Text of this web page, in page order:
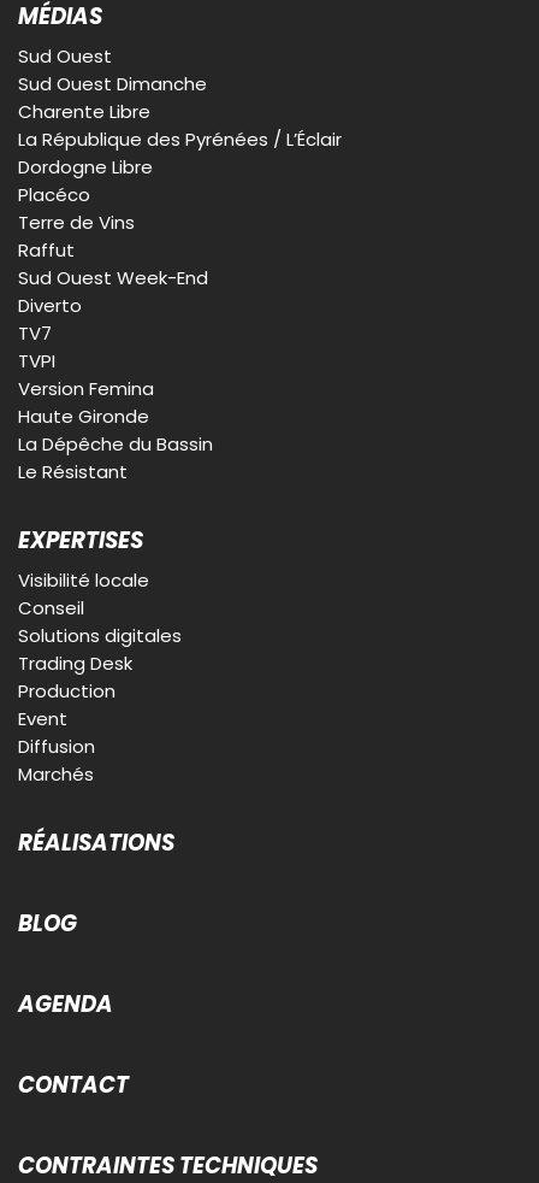
MÉDIAS
Sud Ouest
Sud Ouest Dimanche
Charente Libre
La République des Pyrénées / L’Éclair
Dordogne Libre
Placéco
Terre de Vins
Raffut
Sud Ouest Week-End
Diverto
TV7
TVPI
Version Femina
Haute Gironde
La Dépêche du Bassin
Le Résistant
EXPERTISES
Visibilité locale
Conseil
Solutions digitales
Trading Desk
Production
Event
Diffusion
Marchés
RÉALISATIONS
BLOG
AGENDA
CONTACT
CONTRAINTES TECHNIQUES